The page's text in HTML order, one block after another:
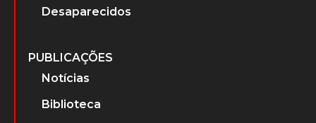
Desaparecidos
PUBLICAÇÕES
Notícias
Biblioteca